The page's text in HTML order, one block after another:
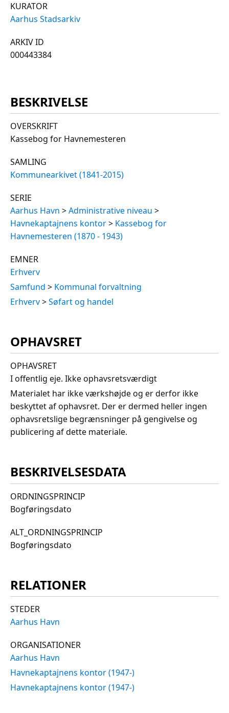
KURATOR
Aarhus Stadsarkiv
ARKIV ID
000443384
BESKRIVELSE
OVERSKRIFT
Kassebog for Havnemesteren
SAMLING
Kommunearkivet (1841-2015)
SERIE
Aarhus Havn >Administrative niveau >
Havnekaptajnens kontor> Kassebog for
Havnemesteren (1870 - 1943)
EMNER
Erhverv
Samfund > Kommunal forvaltning
Erhverv>Søfart og handel
OPHAVSRET
OPHAVSRET
I offentlig eje. Ikke ophavsretsværdigt
Materialet har ikke værkshøjde og er derfor ikke
beskyttet af ophavsret. Der er dermed heller ingen
ophavsretslige begrænsninger på gengivelse og
publicering af dette materiale.
BESKRIVELSESDATA
ORDNINGSPRINCIP
Bogføringsdato
ALT_ORDNINGSPRINCIP
Bogføringsdato
RELATIONER
STEDER
Aarhus Havn
ORGANISATIONER
Aarhus Havn
Havnekaptajnens kontor (1947-)
Havnekaptajnens kontor (1947-)